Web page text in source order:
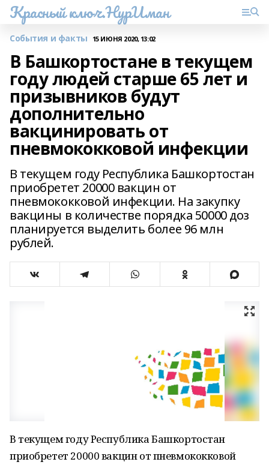
Красный ключ.НурИман
События и факты 15 ИЮНЯ 2020, 13:02
В Башкортостане в текущем
году людей старше 65 лет и
призывников будут
дополнительно
вакцинировать от
пневмококковой инфекции
В текущем году Республика Башкортостан
приобретет 20000 вакцин от
пневмококковой инфекции. На закупку
вакцины в количестве порядка 50000 доз
планируется выделить более 96 млн
рублей.
В текущем году Республика Башкортостан
приобретет 20000 вакцин от пневмококковой